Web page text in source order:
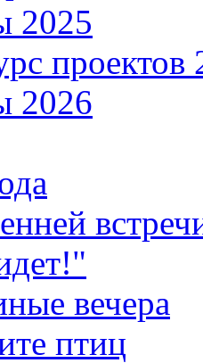
2025
проектов
2026
вечера
птиц